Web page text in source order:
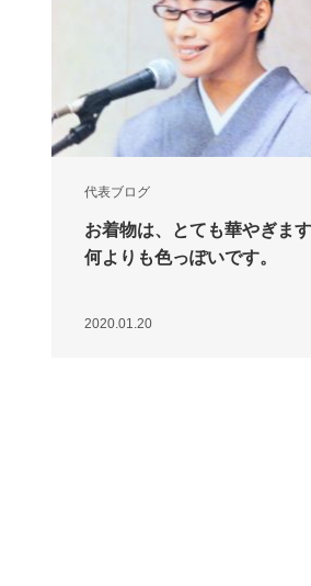
代表ブログ
お着物は、とても華やぎます
何よりも色っぽいです。
2020.01.20